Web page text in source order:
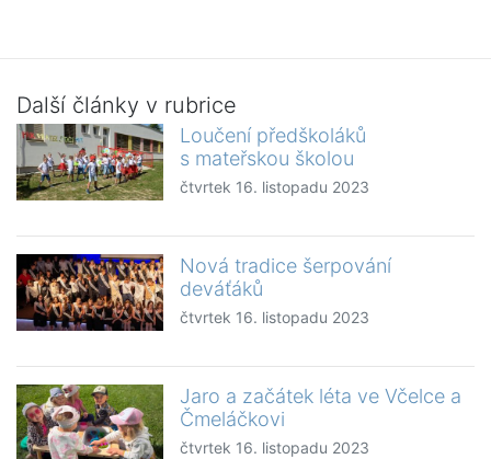
Další články v rubrice
Loučení předškoláků
s mateřskou školou
čtvrtek 16. listopadu 2023
Nová tradice šerpování
deváťáků
čtvrtek 16. listopadu 2023
Jaro a začátek léta ve Včelce a
Čmeláčkovi
čtvrtek 16. listopadu 2023